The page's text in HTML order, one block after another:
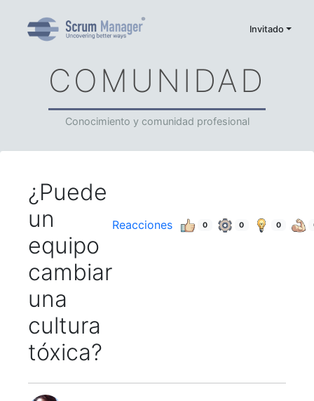
Invitado
COMUNIDAD
Conocimiento y comunidad profesional
¿Puede
un
equipo
cambiar
una
cultura
tóxica?
Reacciones 0 0 0